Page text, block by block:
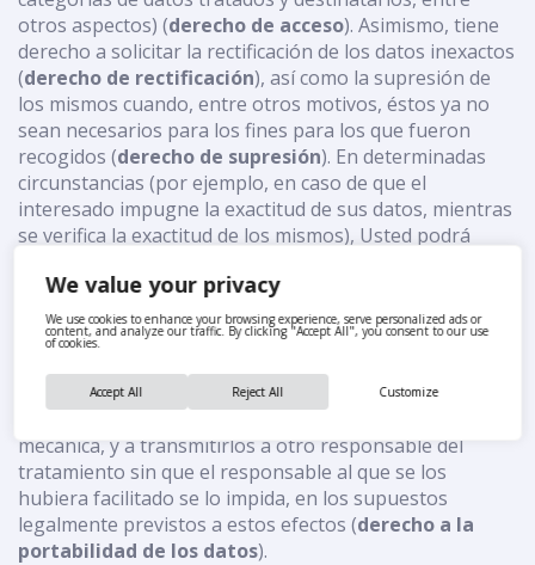
We value your privacy
We use cookies to enhance your browsing experience, serve personalized ads or
content, and analyze our traffic. By clicking "Accept All", you consent to our use
of cookies.
Customize
Reject All
Accept All
otros aspectos) (derecho de acceso). Asimismo, tiene
derecho a solicitar la rectificación de los datos inexactos
(derecho de rectificación), así como la supresión de
los mismos cuando, entre otros motivos, éstos ya no
sean necesarios para los fines para los que fueron
recogidos (derecho de supresión). En determinadas
circunstancias (por ejemplo, en caso de que el
interesado impugne la exactitud de sus datos, mientras
se verifica la exactitud de los mismos), Usted podrá
personales, siendo estos únicamente tratados para el
ejercicio o la defensa de reclamaciones (derecho a la
limitación del tratamiento). Finalmente, tiene Usted
los datos, es decir, a recibir los datos personales en un
formato estructurado, de uso común y lectura
mecánica, y a transmitirlos a otro responsable del
tratamiento sin que el responsable al que se los
hubiera facilitado se lo impida, en los supuestos
legalmente previstos a estos efectos (derecho a la
portabilidad de los datos).